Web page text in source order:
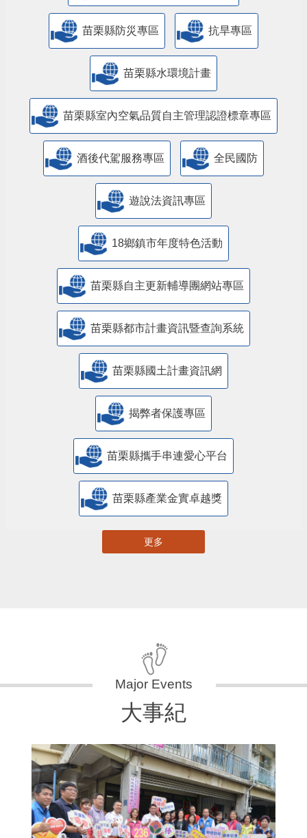
苗栗縣防災專區 抗旱專區
苗栗縣水環境計畫
苗栗縣室內空氣品質自主管理認證標章專區
酒後代駕服務專區 全民國防
遊說法資訊專區
18鄉鎮市年度特色活動
苗栗縣自主更新輔導團網站專區
苗栗縣都市計畫資訊暨查詢系統
苗栗縣國土計畫資訊網
揭弊者保護專區
苗栗縣攜手串連愛心平台
苗栗縣產業金實卓越獎
更多
大事紀